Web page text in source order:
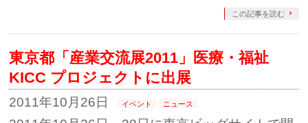
この記事を読む
東京都「産業交流展2011」医療・福祉
KICC プロジェクトに出展
2011年10月26日 イベント ニュース